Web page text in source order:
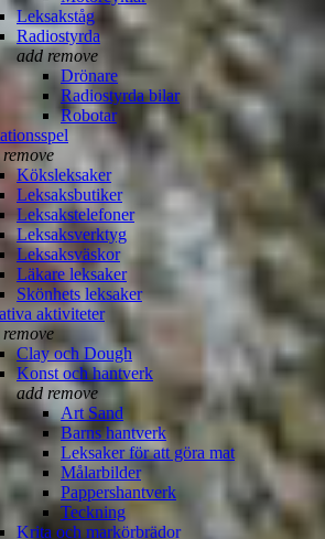
Leksakståg
Radiostyrda
add remove
Drönare
Radiostyrda bilar
Robotar
remove
Köksleksaker
Leksaksbutiker
Leksakstelefoner
Leksaksverktyg
Leksaksväskor
Läkare leksaker
Skönhets leksaker
aktiviteter
remove
Clay och Dough
Konst och hantverk
add remove
Art Sand
Barns hantverk
Leksaker för att göra mat
Målarbilder
Pappershantverk
Teckning
Krita och markörbrädor